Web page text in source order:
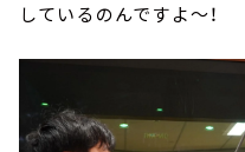
しているのんですよ～！